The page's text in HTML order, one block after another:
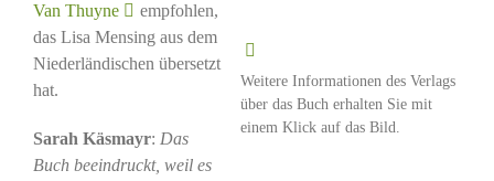
Weitere Informationen des Verlags
über das Buch erhalten Sie mit
einem Klick auf das Bild.
Van Thuyne
empfohlen,
das Lisa Mensing aus dem
Niederländischen übersetzt
hat.
Sarah Käsmayr: Das
Buch beeindruckt, weil es